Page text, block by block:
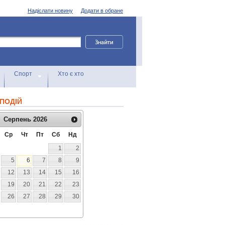
Додати в обране
Надіслати новину
Спорт Хто є хто
Серпень 2026
Ср Чт Пт Сб
Нд
1
2
5 6 7 8
9
12 13 14 15
16
19 20 21 22
23
26 27 28 29
30